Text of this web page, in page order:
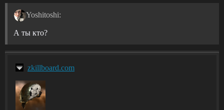
Yoshitoshi:
А ты кто?
zkillboard.com